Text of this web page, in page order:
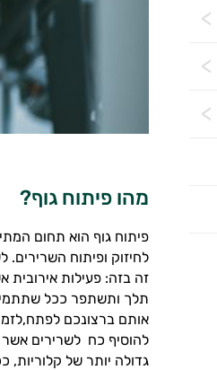
מהו פיתוח גוף?
פיתוח גוף הוא תחום
לחיזוק ופיתוח
זה בזה: פעילות
תלך ותשתפר ככל
אותם ברצונכם
להוסיף כח לשרירים
גדולה יותר של קלוריות,